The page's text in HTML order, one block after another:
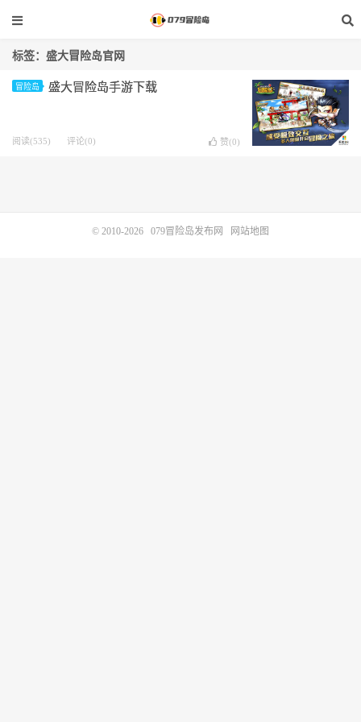
标签：盛大冒险岛官网
冒险岛 盛大冒险岛手游下载
阅读(535) 评论(0) 赞(0)
© 2010-2026 079冒险岛发布网 网站地图